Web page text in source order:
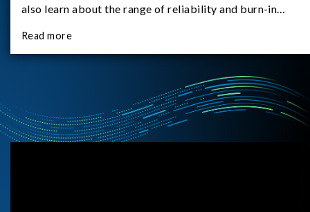
also learn about the range of reliability and burn-in
test-as-a-service options.
Read more